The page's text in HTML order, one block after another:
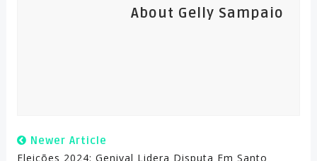
About Gelly Sampaio
Newer Article
Eleições 2024: Genival Lidera Disputa Em Santo